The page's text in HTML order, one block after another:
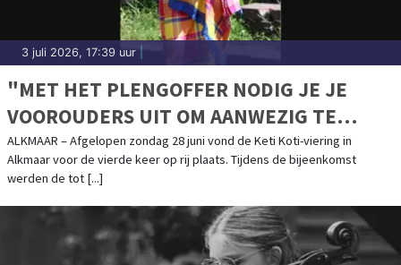
3 juli 2026, 17:39 uur
"MET HET PLENGOFFER NODIG JE JE
VOOROUDERS UIT OM AANWEZIG TE
ZIJN"
ALKMAAR – Afgelopen zondag 28 juni vond de Keti Koti-viering in
Alkmaar voor de vierde keer op rij plaats. Tijdens de bijeenkomst
werden de tot [...]